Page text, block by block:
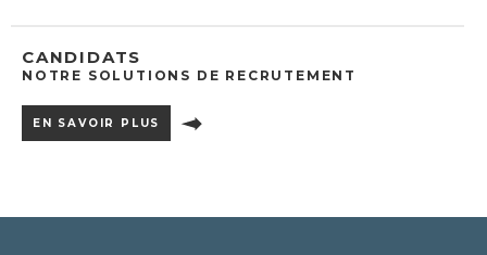
CANDIDATS
NOTRE SOLUTIONS DE RECRUTEMENT
EN SAVOIR PLUS